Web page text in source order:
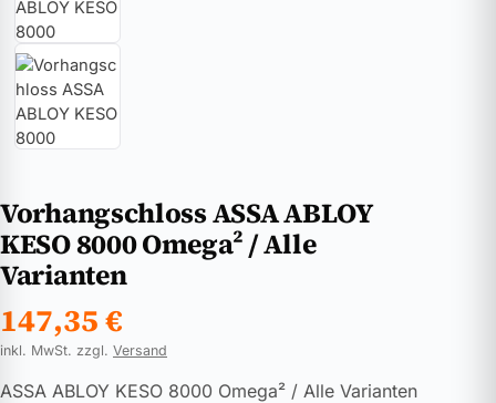
Vorhangschloss ASSA ABLOY
KESO 8000 Omega² / Alle
Varianten
147,35€
inkl. MwSt. zzgl. Versand
ASSA ABLOY KESO 8000 Omega² / Alle Varianten